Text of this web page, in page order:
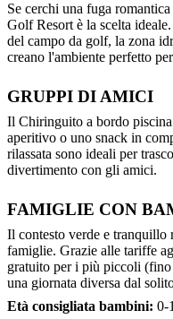
Se cerchi una fuga
Golf Resort è la scelta
del campo da golf, la zona
creano l'ambiente perfetto
GRUPPI DI AMICI
Il Chiringuito a bordo
aperitivo o uno snack in
rilassata sono ideali per
divertimento con gli amici.
FAMIGLIE CON
Il contesto verde e tranquillo
famiglie. Grazie alle tariffe
gratuito per i più piccoli (fino
una giornata diversa dal
Età consigliata bambini: 0-